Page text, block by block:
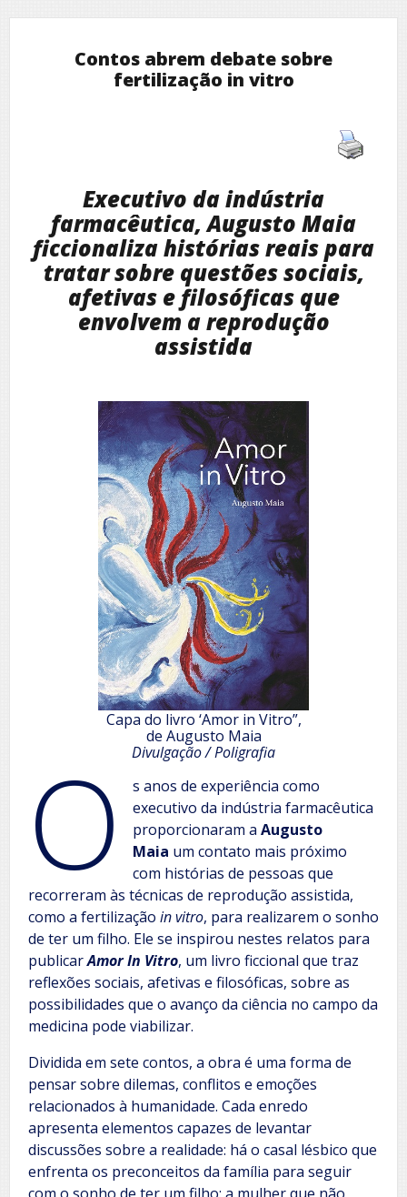
Contos abrem debate sobre
fertilização in vitro
Executivo da indústria
farmacêutica, Augusto Maia
ficcionaliza histórias reais para
tratar sobre questões sociais,
afetivas e filosóficas que
envolvem a reprodução
assistida
Capa do livro ‘Amor in Vitro”,
de Augusto Maia
Divulgação / Poligrafia
O
s anos de experiência como
executivo da indústria farmacêutica
proporcionaram aAugusto
Maia um contato mais próximo
com histórias de pessoas que
recorreram às técnicas de reprodução assistida,
como a fertilização in vitro, para realizarem o sonho
de ter um filho. Ele se inspirou nestes relatos para
publicarAmor In Vitro, um livro ficcional que traz
reflexões sociais, afetivas e filosóficas, sobre as
possibilidades que o avanço da ciência no campo da
medicina pode viabilizar.
Dividida em sete contos, a obra é uma forma de
pensar sobre dilemas, conflitos e emoções
relacionados à humanidade. Cada enredo
apresenta elementos capazes de levantar
discussões sobre a realidade: há o casal lésbico que
enfrenta os preconceitos da família para seguir